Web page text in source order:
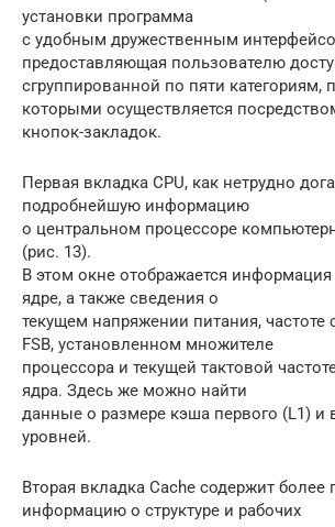
установки программа
с удобным дружественным
предоставляющая пользователю
сгруппированной по пяти категориям,
которыми осуществляется
кнопок-закладок.
Первая вкладка CPU, как нетрудно
подробнейшую информацию
о центральном процессоре
(рис. 13).
В этом окне отображается
ядре, а также сведения о
текущем напряжении питания,
FSB, установленном множителе
процессора и текущей тактовой
ядра. Здесь же можно найти
данные о размере кэша первого (L1) и
уровней.
Вторая вкладка Cache содержит более
информацию о структуре и рабочих